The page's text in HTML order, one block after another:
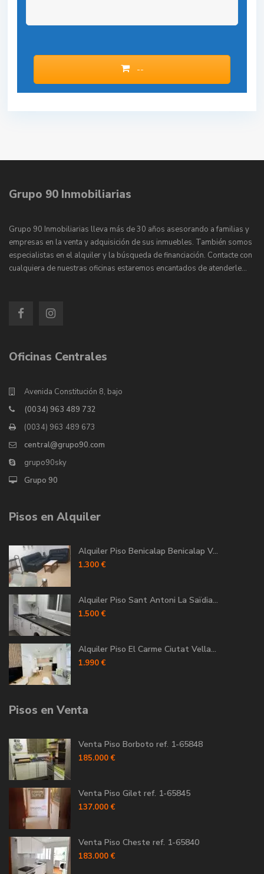
--
Grupo 90 Inmobiliarias
Grupo 90 Inmobiliarias lleva más de 30 años asesorando a familias y
empresas en la venta y adquisición de sus inmuebles. También somos
especialistas en el alquiler y la búsqueda de financiación. Contacte con
cualquiera de nuestras oficinas estaremos encantados de atenderle…
Oficinas Centrales
Avenida Constitución 8, bajo
(0034) 963 489 732
(0034) 963 489 673
central@grupo90.com
grupo90sky
Grupo 90
Pisos en Alquiler
Alquiler Piso Benicalap Benicalap V...
1.300 €
Alquiler Piso Sant Antoni La Saïdia...
1.500 €
Alquiler Piso El Carme Ciutat Vella...
1.990 €
Pisos en Venta
Venta Piso Borboto ref. 1-65848
185.000 €
Venta Piso Gilet ref. 1-65845
137.000 €
Venta Piso Cheste ref. 1-65840
183.000 €